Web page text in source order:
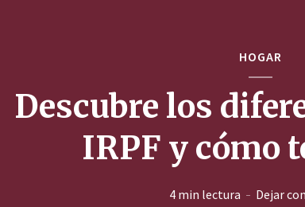
HOGAR
Descubre los
IRPF y cómo
4 min lectura Dejar